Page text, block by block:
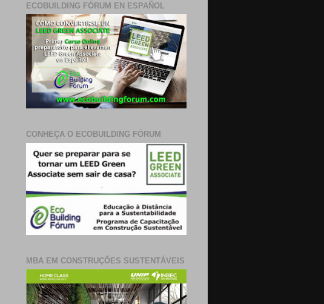
ECOBUILDING FÓRUM EN ESPAÑOL
CONHEÇA O ECOBUILDING FÓRUM
MBA EM CONSTRUÇÕES SUSTENTÁVEIS